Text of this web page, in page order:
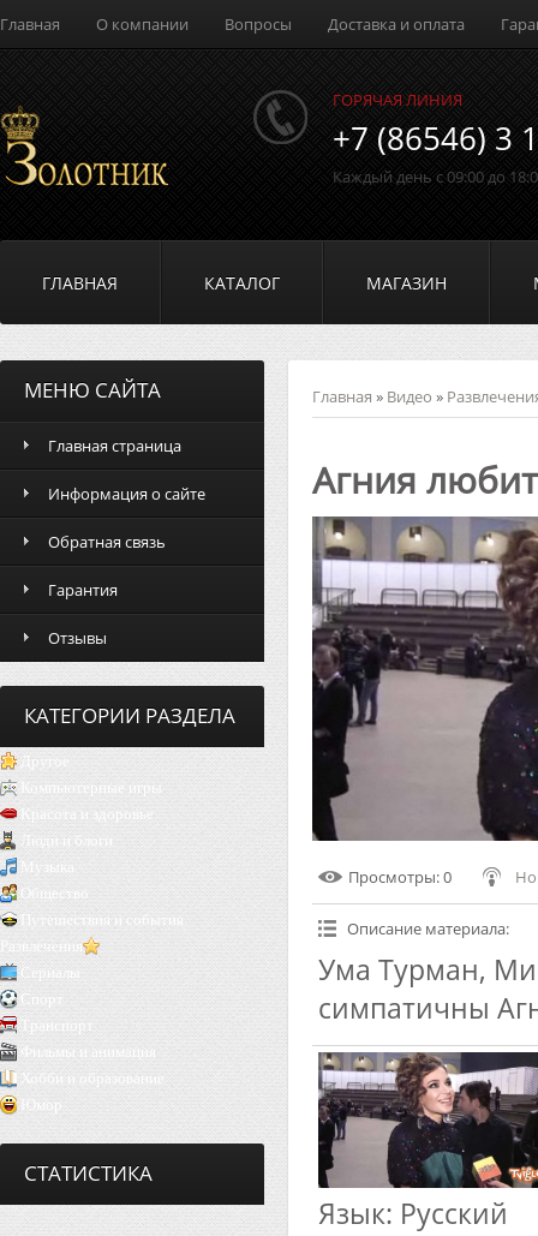
Главная О компании Вопросы Доставка и оплата
ГОРЯЧАЯ ЛИНИЯ
+7 (86546) 3
Каждый день с 09:00 до
ГЛАВНАЯ КАТАЛОГ МАГАЗИН
МЕНЮ САЙТА
Главная страница
Информация о сайте
Обратная связь
Гарантия
Отзывы
КАТЕГОРИИ РАЗДЕЛА
Другое
Компьютерные игры
Красота и здоровье
Люди и блоги
Музыка
Общество
Путешествия и события
Развлечения
Сериалы
Спорт
Транспорт
Фильмы и анимация
Хобби и образование
Юмор
СТАТИСТИКА
Главная » Видео »
Агния
Просмотры: 0
Описание материала:
Ума Турман,
симпатичны
Язык: Русский